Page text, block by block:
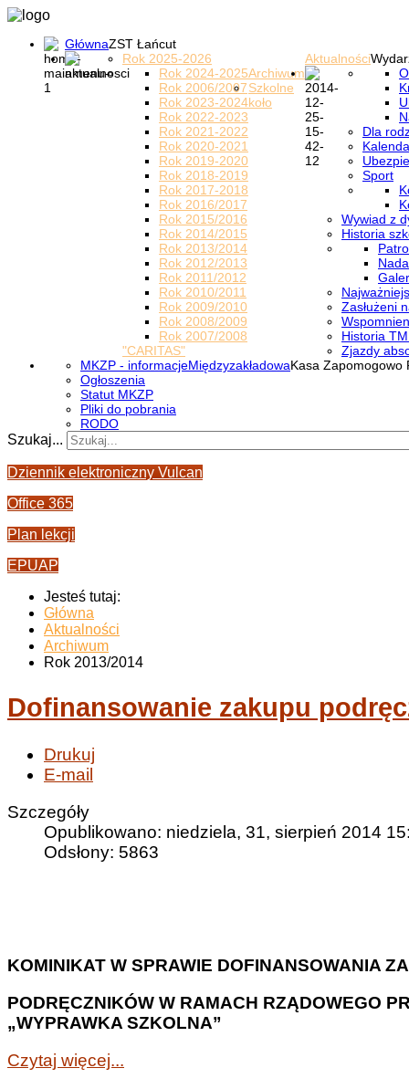
GłównaZST Łańcut
Aktualności
Rok 2025-2026
Archiwum
Rok 2024-2025
Rok 2006/2007
Rok 2023-2024
Rok 2022-2023
Rok 2021-2022
Rok 2020-2021
Rok 2019-2020
Rok 2018-2019
Rok 2017-2018
Rok 2016/2017
Rok 2015/2016
Rok 2014/2015
Rok 2013/2014
Rok 2012/2013
Rok 2011/2012
Rok 2010/2011
Rok 2009/2010
Rok 2008/2009
Rok 2007/2008
Szkolne
koło
"CARITAS"
Dla
Sport
Wywiad z
Historia
Zasłużeni
Historia
Zjazdy
MiędzyzakładowaKasa Zapomogowo
MKZP - informacje
Ogłoszenia
Statut MKZP
Pliki do pobrania
RODO
Szukaj...
Dziennik elektroniczny Vulcan
Office 365
Plan lekcji
EPUAP
Jesteś tutaj:
Główna
Aktualności
Archiwum
Rok 2013/2014
Dofinansowanie zakupu
Drukuj
E-mail
Szczegóły
Opublikowano: niedziela, 31, sierpień 2014
Odsłony: 5863
KOMINIKAT W SPRAWIE DOFINANSOWANIA
PODRĘCZNIKÓW W RAMACH RZĄDOWEGO
„WYPRAWKA SZKOLNA”
Czytaj więcej...